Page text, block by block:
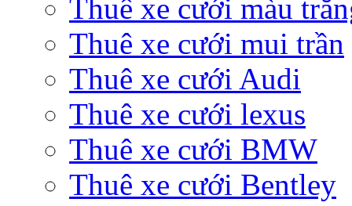
Thuê xe cưới màu
Thuê xe cưới mui trần
Thuê xe cưới Audi
Thuê xe cưới lexus
Thuê xe cưới BMW
Thuê xe cưới Bentley